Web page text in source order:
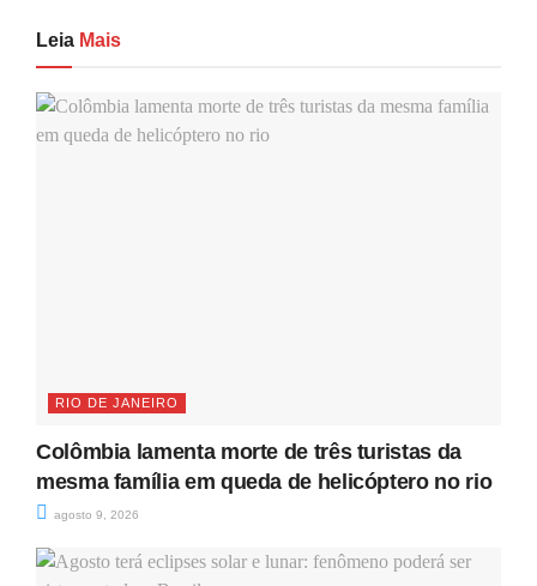
Leia Mais
RIO DE JANEIRO
Colômbia lamenta morte de três turistas da
mesma família em queda de helicóptero no rio
agosto 9, 2026